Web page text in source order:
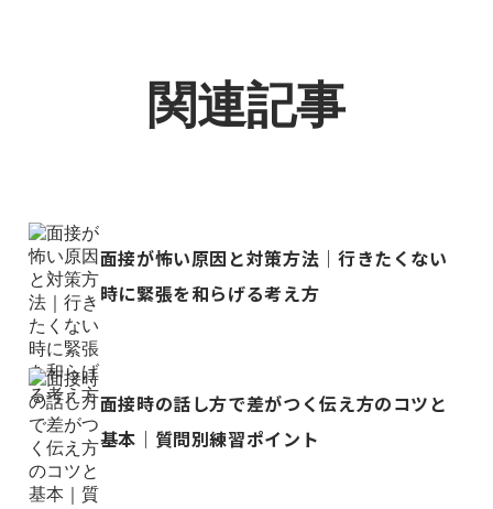
関連記事
面接が怖い原因と対策方法｜行きたくない
時に緊張を和らげる考え方
面接時の話し方で差がつく伝え方のコツと
基本｜質問別練習ポイント